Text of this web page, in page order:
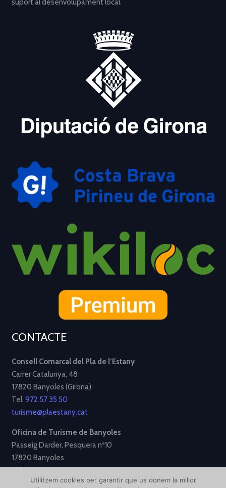
suport al desenvolupament local.
CONTACTE
Consell Comarcal del Pla de l’Estany
Carrer Catalunya, 48
17820 Banyoles (Girona)
Tel. 972 57 35 50
turisme@plaestany.cat
Oficina de Turisme de Banyoles
Passeig Darder, Pesquera nº10
17820 Banyoles
Tel.972 58 34 70
turisme@ajbanyoles.org
Utilitzem cookies per garantir que us donem la millor